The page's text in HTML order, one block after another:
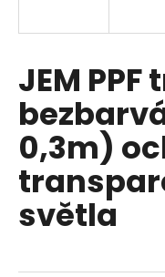
JEM
0,3m)
světla
t
?